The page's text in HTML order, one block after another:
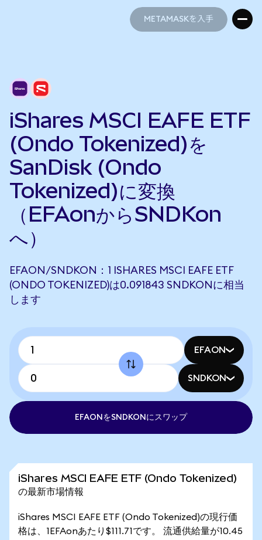
METAMASKを入手
iShares MSCI EAFE ETF
(Ondo Tokenized)を
SanDisk (Ondo
Tokenized)に変換
（EFAonからSNDKon
へ）
EFAON/SNDKON：1 ISHARES MSCI EAFE ETF
(ONDO TOKENIZED)は0.091843 SNDKONに相当
します
EFAON
SNDKON
EFAONをSNDKONにスワップ
iShares MSCI EAFE ETF (Ondo Tokenized)
の最新市場情報
iShares MSCI EAFE ETF (Ondo Tokenized)の現行価
格は、1EFAonあたり$111.71です。 流通供給量が10.45